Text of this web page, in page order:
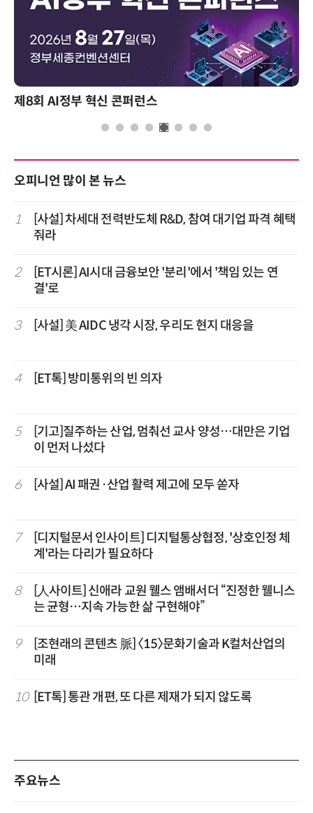
제8회 AI정부 혁신 콘퍼런스
오피니언 많이 본 뉴스
1
[사설] 차세대 전력반도체 R&D, 참여 대기업 파격 혜택
줘라
2
[ET시론] AI시대 금융보안 '분리'에서 '책임 있는 연
결'로
3 [사설] 美 AIDC 냉각 시장, 우리도 현지 대응을
4 [ET톡] 방미통위의 빈 의자
5
[기고]질주하는 산업, 멈춰선 교사 양성…대만은 기업
이 먼저 나섰다
6 [사설] AI 패권·산업 활력 제고에 모두 쏟자
7
[디지털문서 인사이트] 디지털통상협정, '상호인정 체
계'라는 다리가 필요하다
8
[人사이트] 신애라 교원 웰스 앰배서더 “진정한 웰니스
는 균형…지속 가능한 삶 구현해야”
9
[조현래의 콘텐츠 脈] 〈15〉문화기술과 K컬처산업의
미래
10 [ET톡] 통관 개편, 또 다른 제재가 되지 않도록
주요뉴스